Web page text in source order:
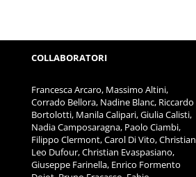
COLLABORATORI
Francesca Arcaro, Massimo Altini,
Corrado Bellora, Nadine Blanc, Riccardo
Bortolotti, Manila Calipari, Giulia Calisti,
Nadia Camposaragna, Paolo Ciambi,
Filippo Clermont, Carol Di Vito, Christian
Leo Dufour, Christian Evaspasiano,
Giuseppe Farinella, Enrico Formento